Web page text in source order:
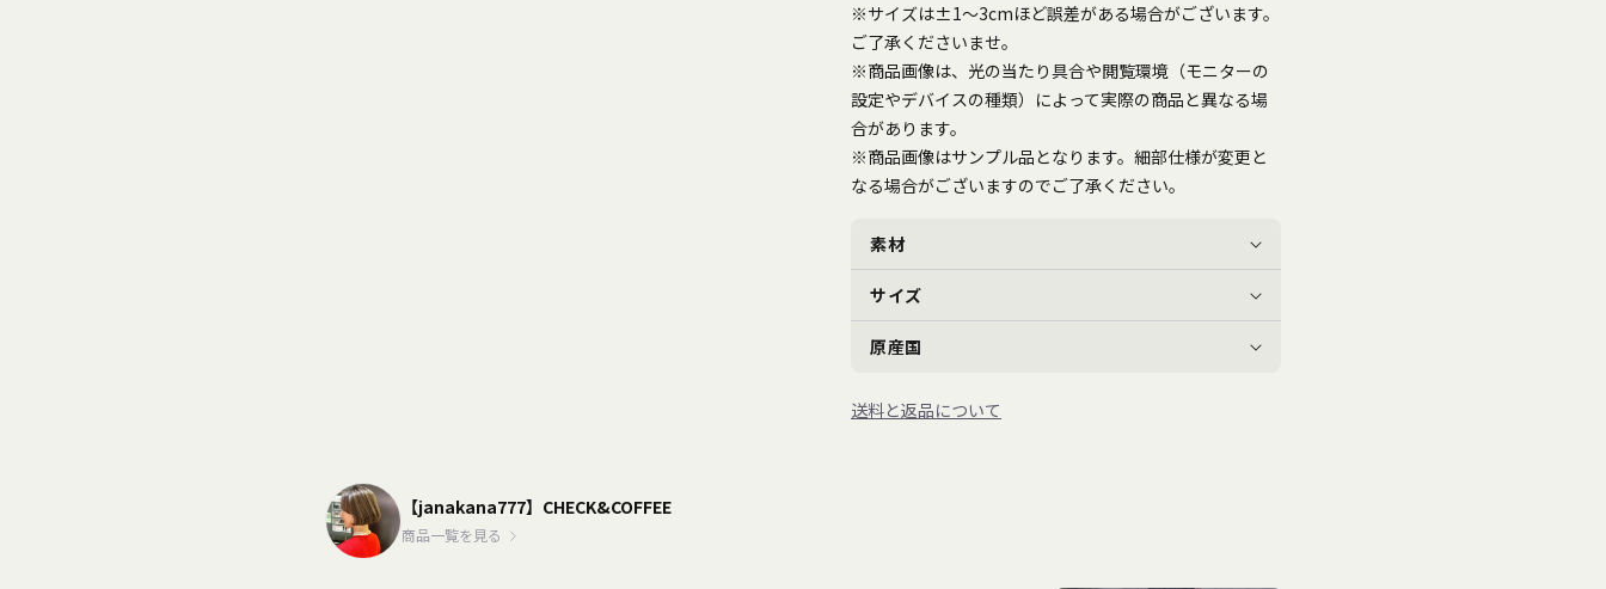
※サイズは±1～3cmほど誤差がある場合がございます。
ご了承くださいませ。
※商品画像は、光の当たり具合や閲覧環境（モニターの
設定やデバイスの種類）によって実際の商品と異なる場
合があります。
※商品画像はサンプル品となります。細部仕様が変更と
なる場合がございますのでご了承ください。
素材
サイズ
原産国
送料と返品について
【janakana777】CHECK&COFFEE
商品一覧を見る